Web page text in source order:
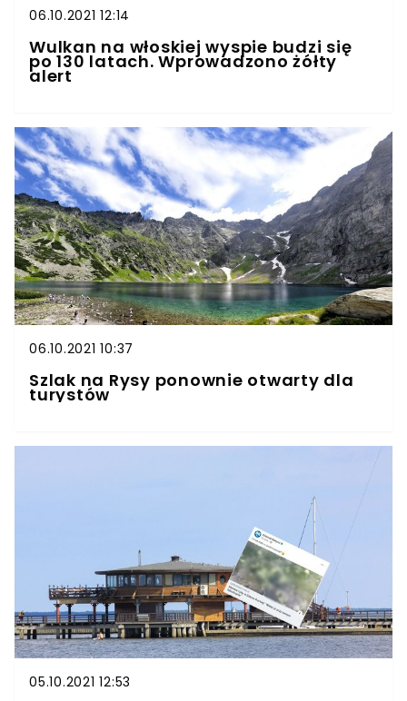
06.10.2021 12:14
Wulkan na włoskiej wyspie budzi się
po 130 latach. Wprowadzono żółty
alert
06.10.2021 10:37
Szlak na Rysy ponownie otwarty dla
turystów
05.10.2021 12:53